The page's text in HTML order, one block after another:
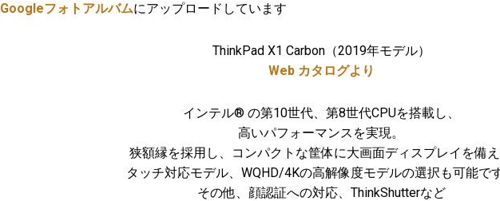
Googleフォトアルバムにアップロードしています
ThinkPad X1 Carbon（2019年モデル）
Web カタログより
インテル® の第10世代、第8世代CPUを搭載し、
高いパフォーマンスを実現。
狭額縁を採用し、コンパクトな筐体に大画面ディスプレイを備
タッチ対応モデル、WQHD/4Kの高解像度モデルの選択も可能で
その他、顔認証への対応、ThinkShutterなど